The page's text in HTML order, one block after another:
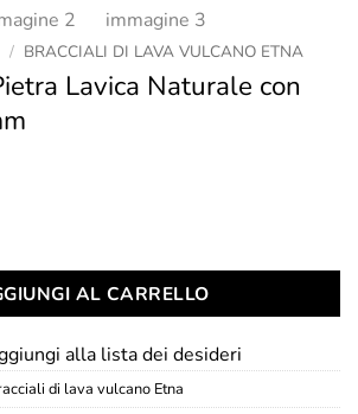
/ BRACCIALI DI LAVA VULCANO ETNA
Lavica Naturale con
Naturale con Perle da 10mm quantità
AL CARRELLO
alla lista dei desideri
di lava vulcano Etna